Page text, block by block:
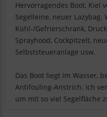
Hervorragendes Boot, Kiel
Segelleine, neuer Lazybag.
Kühl-/Gefrierschrank,
Sprayhood, Cockpitzelt,
Selbststeueranlage usw.
Das Boot liegt im Wasser,
Antifouling-Anstrich. Ich
um mit so viel Segelfläche